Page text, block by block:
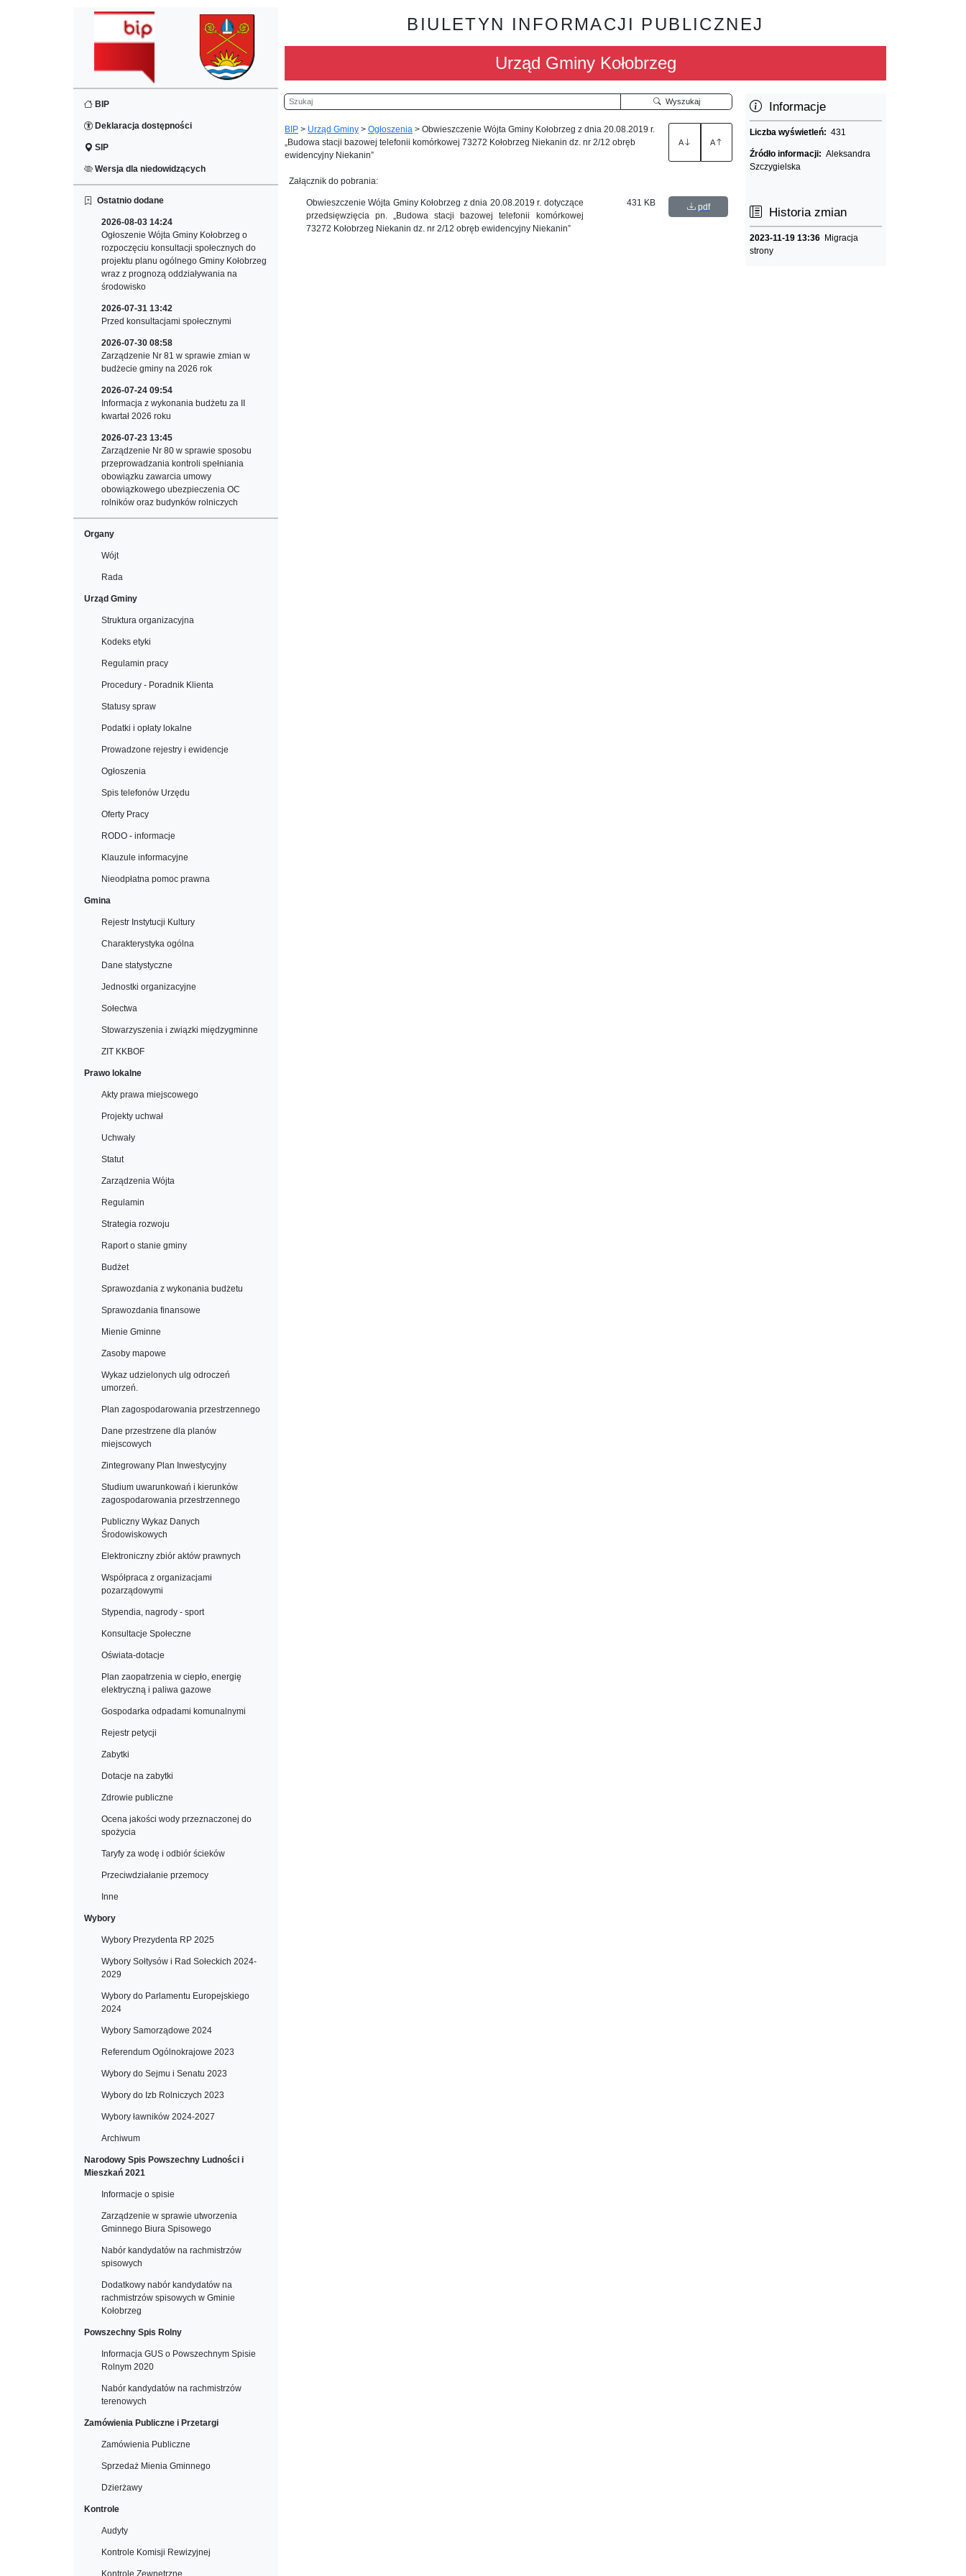
BIP
Deklaracja dostępności
SIP
Wersja dla niedowidzących
Ostatnio dodane
2026-08-03 14:24
Ogłoszenie Wójta Gminy Kołobrzeg o
rozpoczęciu konsultacji społecznych do
projektu planu ogólnego Gminy Kołobrzeg
wraz z prognozą oddziaływania na
środowisko
2026-07-31 13:42
Przed konsultacjami społecznymi
2026-07-30 08:58
Zarządzenie Nr 81 w sprawie zmian w
budżecie gminy na 2026 rok
2026-07-24 09:54
Informacja z wykonania budżetu za II
kwartał 2026 roku
2026-07-23 13:45
Zarządzenie Nr 80 w sprawie sposobu
przeprowadzania kontroli spełniania
obowiązku zawarcia umowy
obowiązkowego ubezpieczenia OC
rolników oraz budynków rolniczych
Organy
Wójt
Rada
Urząd Gminy
Struktura organizacyjna
Kodeks etyki
Regulamin pracy
Procedury - Poradnik Klienta
Statusy spraw
Podatki i opłaty lokalne
Prowadzone rejestry i ewidencje
Ogłoszenia
Spis telefonów Urzędu
Oferty Pracy
RODO - informacje
Klauzule informacyjne
Nieodpłatna pomoc prawna
Gmina
Rejestr Instytucji Kultury
Charakterystyka ogólna
Dane statystyczne
Jednostki organizacyjne
Sołectwa
Stowarzyszenia i związki międzygminne
ZIT KKBOF
Prawo lokalne
Akty prawa miejscowego
Projekty uchwał
Uchwały
Statut
Zarządzenia Wójta
Regulamin
Strategia rozwoju
Raport o stanie gminy
Budżet
Sprawozdania z wykonania budżetu
Sprawozdania finansowe
Mienie Gminne
Zasoby mapowe
Wykaz udzielonych ulg odroczeń
umorzeń.
Plan zagospodarowania przestrzennego
Dane przestrzene dla planów
miejscowych
Zintegrowany Plan Inwestycyjny
Studium uwarunkowań i kierunków
zagospodarowania przestrzennego
Publiczny Wykaz Danych
Środowiskowych
Elektroniczny zbiór aktów prawnych
Współpraca z organizacjami
pozarządowymi
Stypendia, nagrody - sport
Konsultacje Społeczne
Oświata-dotacje
Plan zaopatrzenia w ciepło, energię
elektryczną i paliwa gazowe
Gospodarka odpadami komunalnymi
Rejestr petycji
Zabytki
Dotacje na zabytki
Zdrowie publiczne
Ocena jakości wody przeznaczonej do
spożycia
Taryfy za wodę i odbiór ścieków
Przeciwdziałanie przemocy
Inne
Wybory
Wybory Prezydenta RP 2025
Wybory Sołtysów i Rad Sołeckich 2024-
2029
Wybory do Parlamentu Europejskiego
2024
Wybory Samorządowe 2024
Referendum Ogólnokrajowe 2023
Wybory do Sejmu i Senatu 2023
Wybory do Izb Rolniczych 2023
Wybory ławników 2024-2027
Archiwum
Narodowy Spis Powszechny Ludności i
Mieszkań 2021
Informacje o spisie
Zarządzenie w sprawie utworzenia
Gminnego Biura Spisowego
Nabór kandydatów na rachmistrzów
spisowych
Dodatkowy nabór kandydatów na
rachmistrzów spisowych w Gminie
Kołobrzeg
Powszechny Spis Rolny
Informacja GUS o Powszechnym Spisie
Rolnym 2020
Nabór kandydatów na rachmistrzów
terenowych
Zamówienia Publiczne i Przetargi
Zamówienia Publiczne
Sprzedaż Mienia Gminnego
Dzierżawy
Kontrole
Audyty
Kontrole Komisji Rewizyjnej
Kontrole Zewnętrzne
BIULETYN INFORMACJI PUBLICZNEJ
Urząd Gminy Kołobrzeg
Szukaj Wyszukaj
BIP > Urząd Gminy > Ogłoszenia > Obwieszczenie Wójta Gminy Kołobrzeg z dnia 20.08.2019 r.
„Budowa stacji bazowej telefonii komórkowej 73272 Kołobrzeg Niekanin dz. nr 2/12 obręb
ewidencyjny Niekanin”
A A
Załącznik do pobrania:
Obwieszczenie Wójta Gminy Kołobrzeg z dnia 20.08.2019 r. dotyczące
przedsięwzięcia pn. „Budowa stacji bazowej telefonii komórkowej
73272 Kołobrzeg Niekanin dz. nr 2/12 obręb ewidencyjny Niekanin”
431 KB pdf
Informacje
Liczba wyświetleń:431
Źródło informacji:Aleksandra
Szczygielska
Historia zmian
2023-11-19 13:36 Migracja
strony